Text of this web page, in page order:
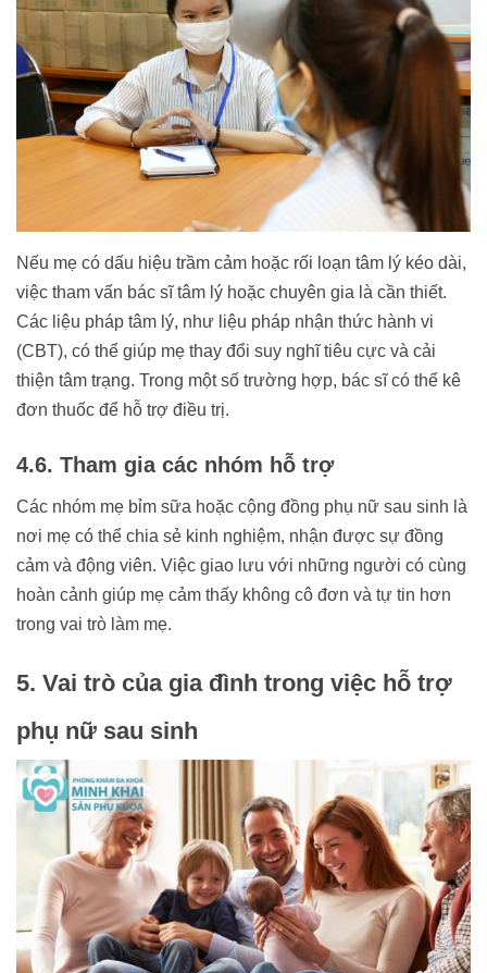
Nếu mẹ có dấu hiệu trầm cảm hoặc rối loạn tâm lý kéo dài,
việc tham vấn bác sĩ tâm lý hoặc chuyên gia là cần thiết.
Các liệu pháp tâm lý, như liệu pháp nhận thức hành vi
(CBT), có thể giúp mẹ thay đổi suy nghĩ tiêu cực và cải
thiện tâm trạng. Trong một số trường hợp, bác sĩ có thể kê
đơn thuốc để hỗ trợ điều trị.
4.6. Tham gia các nhóm hỗ trợ
Các nhóm mẹ bỉm sữa hoặc cộng đồng phụ nữ sau sinh là
nơi mẹ có thể chia sẻ kinh nghiệm, nhận được sự đồng
cảm và động viên. Việc giao lưu với những người có cùng
hoàn cảnh giúp mẹ cảm thấy không cô đơn và tự tin hơn
trong vai trò làm mẹ.
5. Vai trò của gia đình trong việc hỗ trợ
phụ nữ sau sinh